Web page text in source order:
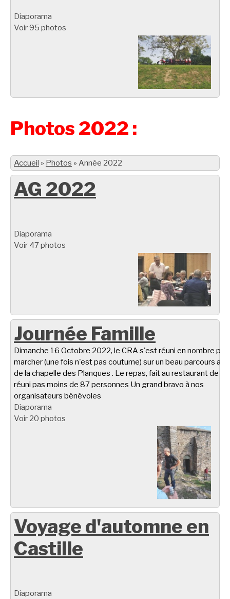
Diaporama
Voir 95 photos
Photos 2022 :
Accueil » Photos » Année 2022
AG 2022
Diaporama
Voir 47 photos
Journée Famille
Dimanche 16 Octobre 2022, le CRA s'est réuni en nombre
marcher (une fois n'est pas coutume) sur un beau parcours
de la chapelle des Planques . Le repas, fait au restaurant de
réuni pas moins de 87 personnes Un grand bravo à nos
organisateurs bénévoles
Diaporama
Voir 20 photos
Voyage d'automne en
Castille
Diaporama